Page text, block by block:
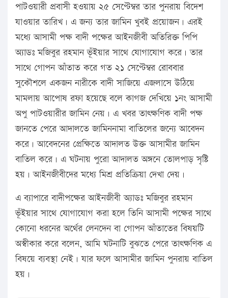
পাটওয়ারী প্রবাসী হওয়ায় ২৫ সেপ্টেম্বর তার পুনরায় বিদেশ
যাওয়ার তারিখ। এ জন্য তার জামিন খুবই প্রয়োজন। এরই
মধ্যে আসামী পক্ষ বাদী পক্ষের আইনজীবী অতিরিক্ত পিপি
অ্যাডঃ মজিবুর রহমান ভূঁইয়ার সাথে যোগাযোগ করে। তার
সাথে গোপন আঁতাত করে গত ২১ সেপ্টেম্বর রোববার
সুকৌশলে একজন নারীকে বাদী সাজিয়ে এজলাসে উঠিয়ে
মামলায় আপোষ রফা হয়েছে বলে কাগজ দেখিয়ে ১নং আসামী
অপু পাটওয়ারীর জামিন নেয়। এ খবর তাৎক্ষণিক বাদী পক্ষ
জানতে পেরে আদালতে জামিননামা বাতিলের জন্যে আবেদন
করে। আবেদনের প্রেক্ষিতে আদালত উক্ত আসামীর জামিন
বাতিল করে। এ ঘটনায় পুরো আদালত অঙ্গনে তোলপাড় সৃষ্টি
হয়। আইনজীবীদের মধ্যে মিশ্র প্রতিক্রিয়া দেখা দেয়।
এ ব্যাপারে বাদীপক্ষের আইনজীবী অ্যাডঃ মজিবুর রহমান
ভূঁইয়ার সাথে যোগাযোগ করা হলে তিনি আসামী পক্ষের সাথে
কোনো ধরনের অর্থের লেনদেন বা গোপন আঁতাতের বিষয়টি
অস্বীকার করে বলেন, আমি ঘটনাটি বুঝতে পেরে তাৎক্ষণিক এ
বিষয়ে ব্যবস্থা নেই। যার ফলে আসামীর জামিন পুনরায় বাতিল
হয়।